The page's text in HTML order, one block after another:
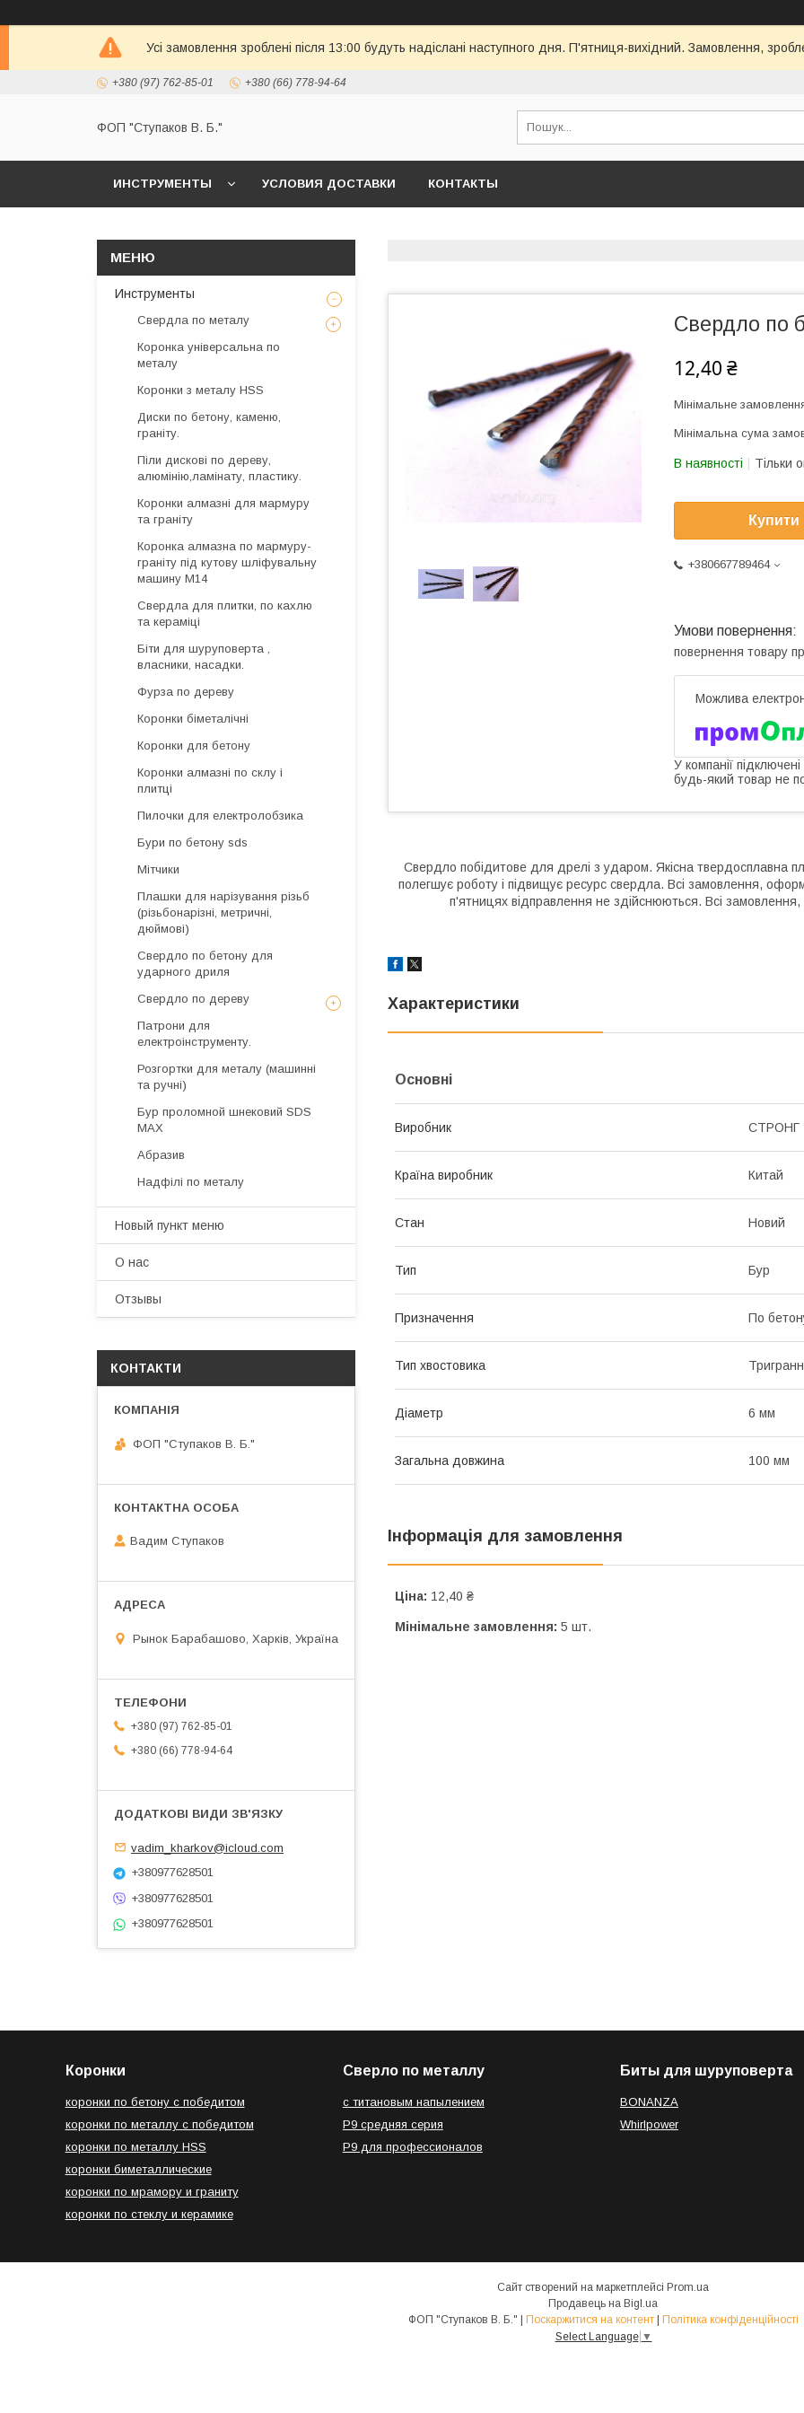
Усі замовлення зроблені після 13:00 будуть надіслані наступного дня. П'ятниця-вихідний. Замовлення,
+380 (97) 762-85-01 +380 (66) 778-94-64
ФОП "Ступаков В. Б."
ИНСТРУМЕНТЫ УСЛОВИЯ ДОСТАВКИ КОНТАКТЫ
Свердло по
12,40 ₴
Мінімальне
Мінімальна сума
В наявності Тільки
Купити
+380667789464
повернення товару
У компанії
будь-який товар не
Свердло побідитове для дрелі з ударом. Якісна твердосплавна
полегшує роботу і підвищує ресурс свердла. Всі замовлення,
п'ятницях відправлення не здійснюються. Всі
Характеристики
Основні
Виробник СТРОНГ
Країна виробник Китай
Стан Новий
Тип Бур
Призначення По
Тип хвостовика
Діаметр 6 мм
Загальна довжина 100 мм
Інформація для замовлення
Ціна: 12,40 ₴
Мінімальне замовлення: 5 шт.
Инструменты
Свердла по металу
Коронка універсальна по
металу
Коронки з металу HSS
Диски по бетону, каменю,
граніту.
Піли дискові по дереву,
алюмінію,ламінату, пластику.
Коронки алмазні для мармуру
та граніту
Коронка алмазна по мармуру-
граніту під кутову шліфувальну
машину М14
Свердла для плитки, по кахлю
та кераміці
Біти для шуруповерта ,
власники, насадки.
Фурза по дереву
Коронки біметалічні
Коронки для бетону
Коронки алмазні по склу і
плитці
Пилочки для електролобзика
Бури по бетону sds
Мітчики
Плашки для нарізування різьб
(різьбонарізні, метричні,
дюймові)
Свердло по бетону для
ударного дриля
Свердло по дереву
Патрони для
електроінструменту.
Розгортки для металу (машинні
та ручні)
Бур проломной шнековий SDS
MAX
Абразив
Надфілі по металу
Новый пункт меню
О нас
Отзывы
КОНТАКТИ
ФОП "Ступаков В. Б."
Вадим Ступаков
Рынок Барабашово, Харків, Україна
+380 (97) 762-85-01
+380 (66) 778-94-64
vadim_kharkov@icloud.com
+380977628501
+380977628501
+380977628501
Коронки
коронки по бетону с победитом
коронки по металлу с победитом
коронки по металлу HSS
коронки биметаллические
коронки по мрамору и граниту
коронки по стеклу и керамике
Сверло по металлу
с титановым напылением
Р9 средняя серия
Р9 для профессионалов
Биты для шуруповерта
BONANZA
Whirlpower
Сайт створений на маркетплейсі Prom.ua
Продавець на Bigl.ua
Поскаржитися на контент
Політика конфіденційності
Select Language ▼